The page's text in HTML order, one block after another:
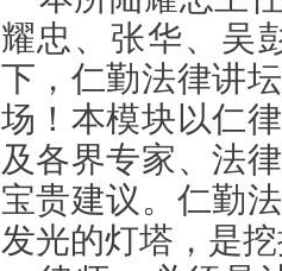
耀忠、张华、吴
下，仁勤法律讲
场！本模块以仁
及各界专家、法
宝贵建议。仁勤
发光的灯塔，是